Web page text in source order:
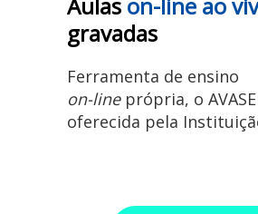
Aulas on-line ao
gravadas
Ferramenta de ensino
on-lineprópria, o
oferecida pela